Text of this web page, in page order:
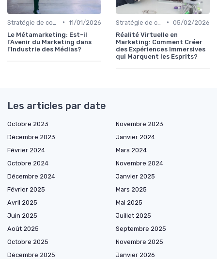
• 11/01/2026
Le Métamarketing: Est-il
l'Avenir du Marketing dans
l'Industrie des Médias?
• 05/02/2026
Réalité Virtuelle en
Marketing: Comment Créer
des Expériences Immersives
qui Marquent les Esprits?
Les articles par date
Octobre 2023
Novembre 2023
Décembre 2023
Janvier 2024
Février 2024
Mars 2024
Octobre 2024
Novembre 2024
Décembre 2024
Janvier 2025
Février 2025
Mars 2025
Avril 2025
Mai 2025
Juin 2025
Juillet 2025
Août 2025
Septembre 2025
Octobre 2025
Novembre 2025
Décembre 2025
Janvier 2026